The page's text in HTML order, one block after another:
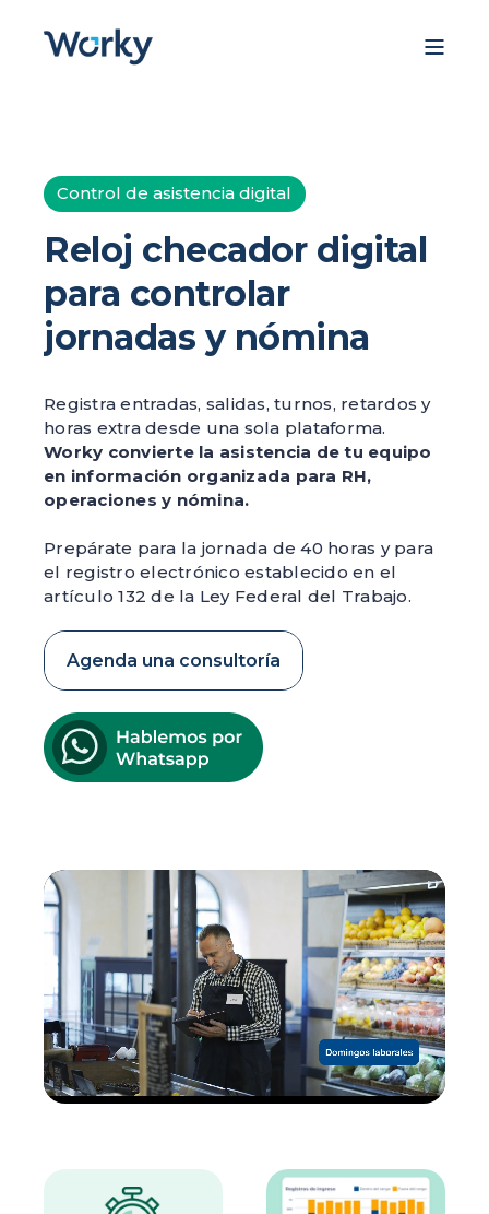
Control de asistencia digital
Reloj checador digital
para controlar
jornadas y nómina
Registra entradas, salidas, turnos, retardos y
horas extra desde una sola plataforma.
Worky convierte la asistencia de tu equipo
en información organizada para RH,
operaciones y nómina.
Prepárate para la jornada de 40 horas y para
el registro electrónico establecido en el
artículo 132 de la Ley Federal del Trabajo.
Agenda una consultoría